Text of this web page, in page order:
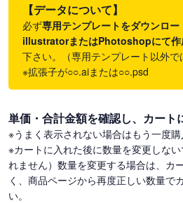
【データについて】
必ず専用テンプレートをダウンロー
illustratorまたはPhotoshopにて作
下さい。（専用テンプレート以外で
※拡張子が○○.aiまたは○○.psd
単価・合計金額を確認し、カート
※うまく表示されない場合はもう一度購
※カートに入れた後に数量を変更しな
れません）数量を変更する場合は、カ
く、商品ページから再度正しい数量で
い。